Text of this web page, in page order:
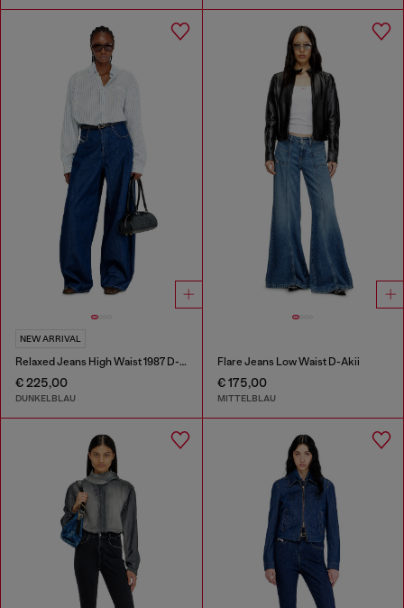
NEW ARRIVAL
Relaxed Jeans High Waist 1987 D-Khelz
€ 225,00
DUNKELBLAU
Flare Jeans Low Waist D-Akii
€ 175,00
MITTELBLAU